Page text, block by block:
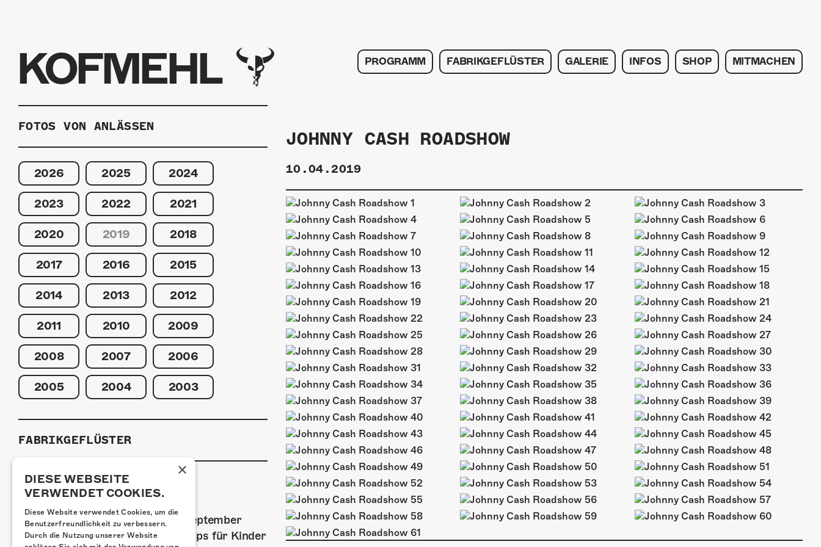
KOFMEHL PROGRAMM FABRIKGEFLÜSTER GALERIE INFOS SHOP MITMACHEN
JOHNNY CASH ROADSHOW
10.04.2019
FOTOS VON ANLÄSSEN
2026 2025 2024
2023 2022 2021
2020 2019 2018
2017 2016 2015
2014 2013 2012
2011 2010 2009
2008 2007 2006
2005 2004 2003
FABRIKGEFLÜSTER
Spray dein eigenes Graffiti! Im September
führen wir zwei Graffiti-Workshops für Kinder
×
DIESE WEBSEITE
VERWENDET COOKIES.
Diese Website verwendet Cookies, um die
Benutzerfreundlichkeit zu verbessern.
Durch die Nutzung unserer Website